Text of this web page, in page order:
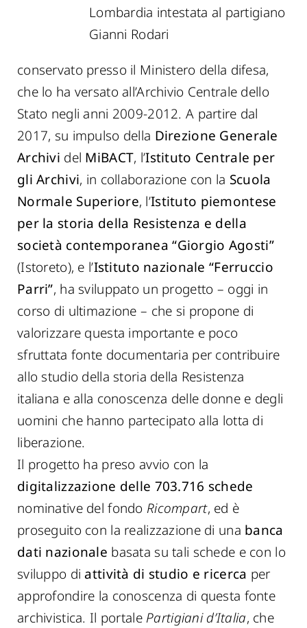
Lombardia intestata al partigiano
Gianni Rodari
conservato presso il Ministero della difesa,
che lo ha versato all’Archivio Centrale dello
Stato negli anni 2009-2012. A partire dal
2017, su impulso della Direzione Generale
Archivi del MiBACT, l’Istituto Centrale per
gli Archivi, in collaborazione con la Scuola
Normale Superiore, l’Istituto piemontese
per la storia della Resistenza e della
società contemporanea “Giorgio Agosti”
(Istoreto), e l’Istituto nazionale “Ferruccio
Parri”, ha sviluppato un progetto – oggi in
corso di ultimazione – che si propone di
valorizzare questa importante e poco
sfruttata fonte documentaria per contribuire
allo studio della storia della Resistenza
italiana e alla conoscenza delle donne e degli
uomini che hanno partecipato alla lotta di
liberazione.
Il progetto ha preso avvio con la
digitalizzazione delle 703.716 schede
nominative del fondo Ricompart, ed è
proseguito con la realizzazione di una banca
dati nazionale basata su tali schede e con lo
sviluppo di attività di studio e ricerca per
approfondire la conoscenza di questa fonte
archivistica. Il portale Partigiani d’Italia, che